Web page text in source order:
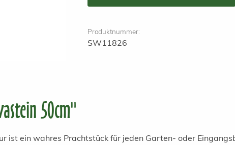
Produktnummer:
SW11826
50cm"
ist ein wahres Prachtstück für jeden Garten- oder